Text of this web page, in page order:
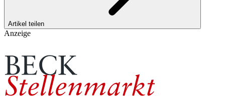
Artikel teilen
Anzeige